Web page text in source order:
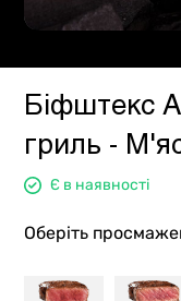
Біфштекс
гриль -
Є в наявності
Оберіть